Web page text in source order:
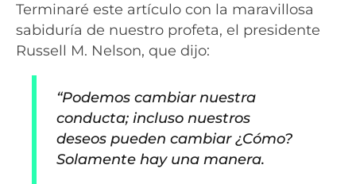
Terminaré este artículo con la maravillosa
sabiduría de nuestro profeta, el presidente
Russell M. Nelson, que dijo:
“Podemos cambiar nuestra
conducta; incluso nuestros
deseos pueden cambiar ¿Cómo?
Solamente hay una manera.